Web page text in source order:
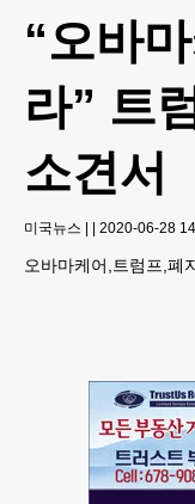
“오바
라” 트
소견서
미국뉴스 | | 2020-06-28
오바마케어,트럼프,폐